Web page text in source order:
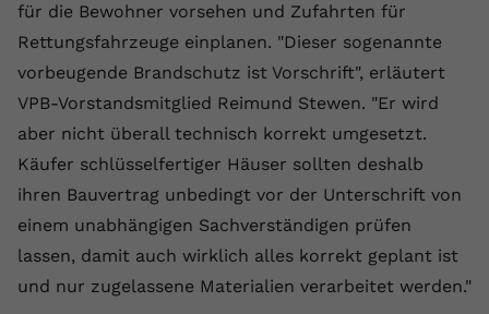
für die Bewohner vorsehen und Zufahrten für
Rettungsfahrzeuge einplanen. "Dieser sogenannte
vorbeugende Brandschutz ist Vorschrift", erläutert
VPB-Vorstandsmitglied Reimund Stewen. "Er wird
aber nicht überall technisch korrekt umgesetzt.
Käufer schlüsselfertiger Häuser sollten deshalb
ihren Bauvertrag unbedingt vor der Unterschrift von
einem unabhängigen Sachverständigen prüfen
lassen, damit auch wirklich alles korrekt geplant ist
und nur zugelassene Materialien verarbeitet werden."
Laufzeit Session
Zweck
Dieses Cookie wird verwendet, um die
Benutzereinstellungen zu ermöglichen.
Zweck
indem es eine eindeutige ID zum
Einbetten von Videos auf der Website
setzt.
Name CONSENT
Anbieter youtube.com
Laufzeit 2 Jahre
Zweck
YouTube setzt dieses Cookie über
eingebettete YouTube-Videos und